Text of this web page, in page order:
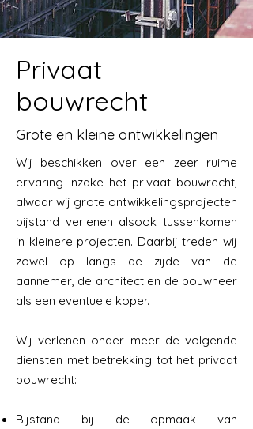
Privaat
bouwrecht
Grote en kleine ontwikkelingen
Wij beschikken over een zeer ruime
ervaring inzake het privaat bouwrecht,
alwaar wij grote ontwikkelingsprojecten
bijstand verlenen alsook tussenkomen
in kleinere projecten. Daarbij treden wij
zowel op langs de zijde van de
aannemer, de architect en de bouwheer
als een eventuele koper.
Wij verlenen onder meer de volgende
diensten met betrekking tot het privaat
bouwrecht:
Bijstand bij de opmaak van